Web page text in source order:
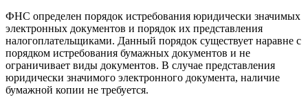
ФНС определен порядок истребования юридически значимых
электронных документов и порядок их представления
налогоплательщиками. Данный порядок существует наравне с
порядком истребования бумажных документов и не
ограничивает виды документов. В случае представления
юридически значимого электронного документа, наличие
бумажной копии не требуется.